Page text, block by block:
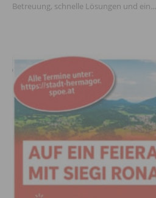
Betreuung, schnelle Lösungen und ein...